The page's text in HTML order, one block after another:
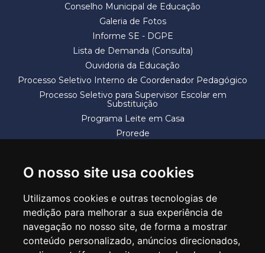
O nosso site usa cookies
Utilizamos cookies e outras tecnologias de
medição para melhorar a sua experiência de
navegação no nosso site, de forma a mostrar
conteúdo personalizado, anúncios direcionados,
Conselho Municipal de Educação
Galeria de Fotos
Informe SE - DGPE
Lista de Demanda (Consulta)
Ouvidoria da Educação
Processo Seletivo Interno de Coordenador Pedagógico
Processo Seletivo para Supervisor Escolar em
Substituição
Programa Leite em Casa
Prorede
SECRETARIA DE EDUCAÇÃO